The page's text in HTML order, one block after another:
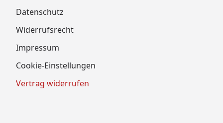
Datenschutz
Widerrufsrecht
Impressum
Cookie-Einstellungen
Vertrag widerrufen